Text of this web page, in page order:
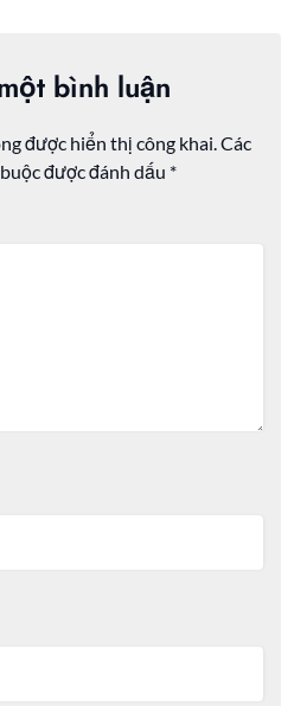
bình luận
được hiển thị công khai.Các
được đánh dấu *